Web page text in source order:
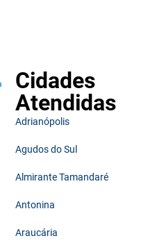
Cidades
Atendidas
Adrianópolis
Agudos do Sul
Almirante Tamandaré
Antonina
Araucária